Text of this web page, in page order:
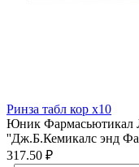
Ринза табл кор x10
Юник Фармасьютикал
''Дж.Б.Кемикалс энд
317.50 ₽